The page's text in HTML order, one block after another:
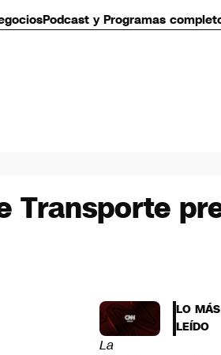
Podcast y Programas
Transporte
La
LO MÁS
LEÍDO